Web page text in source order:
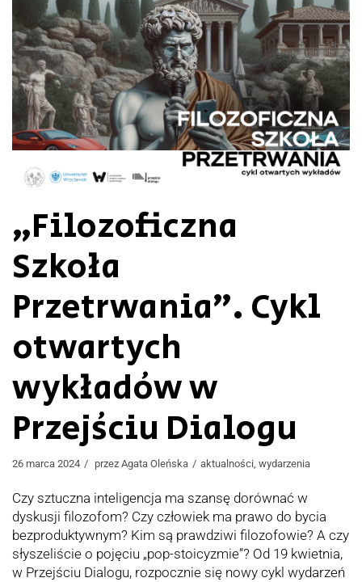
„Filozoficzna
Szkoła
Przetrwania”. Cykl
otwartych
wykładów w
Przejściu Dialogu
26 marca 2024 przez Agata Oleńska aktualności, wydarzenia
Czy sztuczna inteligencja ma szansę dorównać w
dyskusji filozofom? Czy człowiek ma prawo do bycia
bezproduktywnym? Kim są prawdziwi filozofowie? A czy
słyszeliście o pojęciu „pop-stoicyzmie”? Od 19 kwietnia,
w Przejściu Dialogu, rozpocznie się nowy cykl wydarzeń